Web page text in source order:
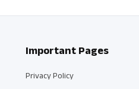
Important Pages
Privacy Policy